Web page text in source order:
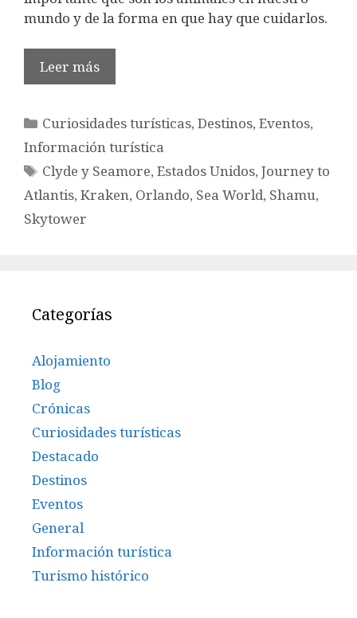
mundo y de la forma en que hay que cuidarlos.
Leer más
Categorías
Curiosidades turísticas,Destinos,Eventos,
Información turística
Etiquetas
Clyde y Seamore,Estados Unidos,Journey to
Atlantis, Kraken, Orlando, Sea World, Shamu,
Skytower
Categorías
Alojamiento
Blog
Crónicas
Curiosidades turísticas
Destacado
Destinos
Eventos
General
Información turística
Turismo histórico